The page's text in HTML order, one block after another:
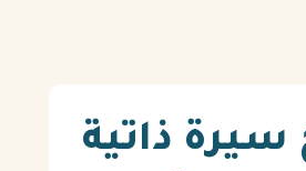
ES
سيرة ذاتية